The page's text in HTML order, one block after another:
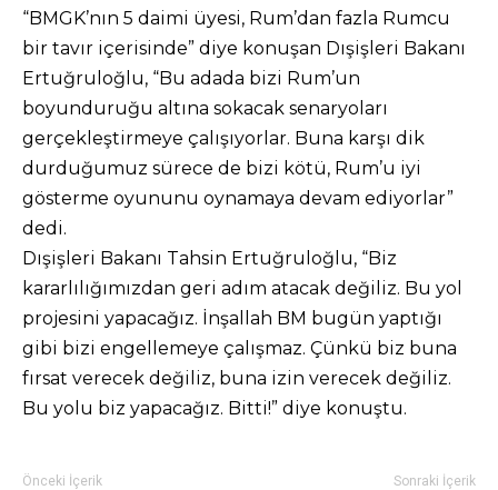
“BMGK’nın 5 daimi üyesi, Rum’dan fazla Rumcu
bir tavır içerisinde” diye konuşan Dışişleri Bakanı
Ertuğruloğlu, “Bu adada bizi Rum’un
boyunduruğu altına sokacak senaryoları
gerçekleştirmeye çalışıyorlar. Buna karşı dik
durduğumuz sürece de bizi kötü, Rum’u iyi
gösterme oyununu oynamaya devam ediyorlar”
dedi.
Dışişleri Bakanı Tahsin Ertuğruloğlu, “Biz
kararlılığımızdan geri adım atacak değiliz. Bu yol
projesini yapacağız. İnşallah BM bugün yaptığı
gibi bizi engellemeye çalışmaz. Çünkü biz buna
fırsat verecek değiliz, buna izin verecek değiliz.
Bu yolu biz yapacağız. Bitti!” diye konuştu.
Önceki İçerik Sonraki İçerik